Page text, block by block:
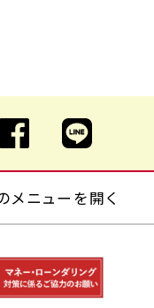
メニューを開く